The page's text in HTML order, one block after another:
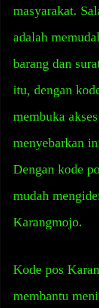
masyarakat.
adalah
barang dan
itu, dengan
membuka
menyebarkan
Dengan kode
mudah
Karangmojo.
Kode pos
membantu